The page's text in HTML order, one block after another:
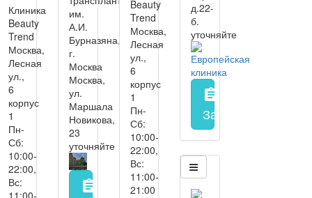
Клиника
Beauty
Trend
Москва,
Лесная
ул.,
6
корпус
1
Пн-
Сб:
10:00-
22:00,
Вс:
11:00-
им.
А.И.
Бурназяна,
г.
Москва
Москва,
ул.
Маршала
Новикова,
23
уточняйте
assignment
Beauty
Trend
Москва,
Лесная
ул.,
6
корпус
1
Пн-
Сб:
10:00-
22:00,
Вс:
11:00-
21:00
д.22-
б.
уточняйте
assignment
Запись на прием